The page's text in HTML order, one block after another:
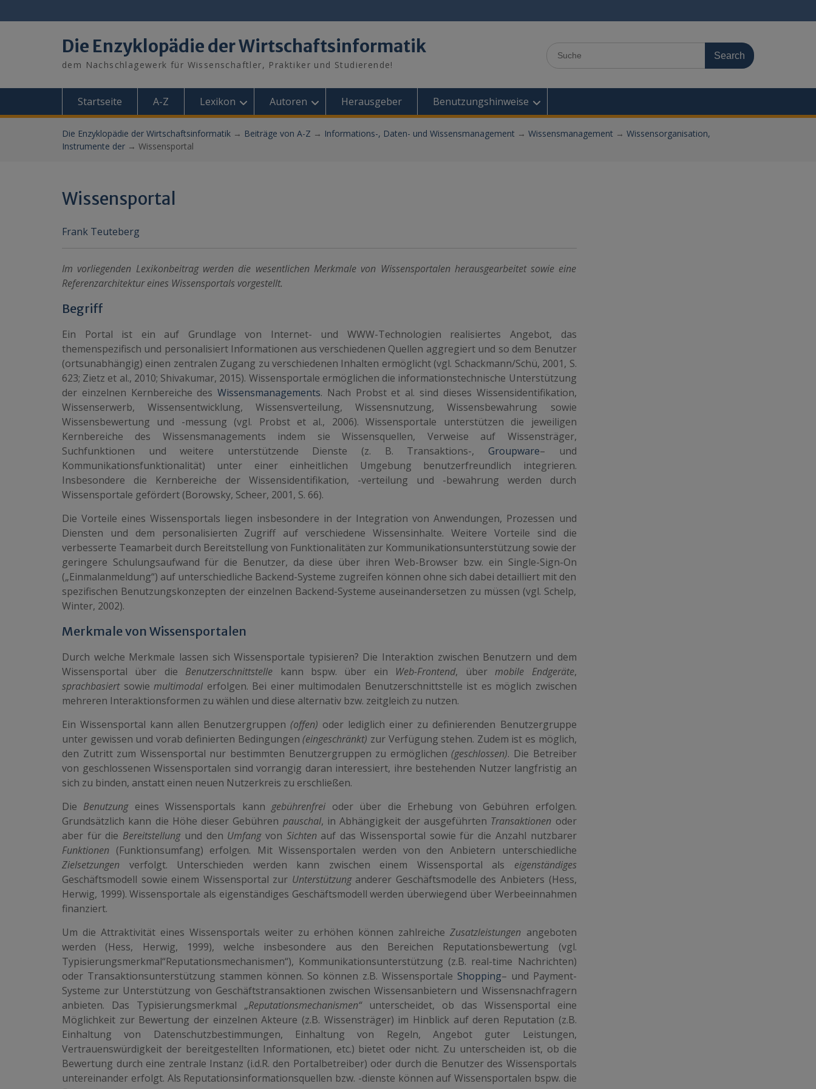
to
Die Enzyklopädie der Wirtschaftsinformatik
dem Nachschlagewerk für Wissenschaftler, Praktiker und Studierende!
Search
for:
Startseite A-Z Lexikon Autoren Herausgeber Benutzungshinweise
Die Enzyklopädie der Wirtschaftsinformatik → Beiträge von A-Z → Informations-, Daten- und Wissensmanagement → Wissensmanagement → Wissensorganisation,
Instrumente der → Wissensportal
Wissensportal
Frank Teuteberg
Im vorliegenden Lexikonbeitrag werden die wesentlichen Merkmale von Wissensportalen herausgearbeitet sowie eine
Referenzarchitektur eines Wissensportals vorgestellt.
Begriff
Ein Portal ist ein auf Grundlage von Internet- und WWW-Technologien realisiertes Angebot, das
themenspezifisch und personalisiert Informationen aus verschiedenen Quellen aggregiert und so dem Benutzer
(ortsunabhängig) einen zentralen Zugang zu verschiedenen Inhalten ermöglicht (vgl. Schackmann/Schü, 2001, S.
623; Zietz et al., 2010; Shivakumar, 2015). Wissensportale ermöglichen die informationstechnische Unterstützung
der einzelnen Kernbereiche desWissensmanagements. Nach Probst et al. sind dieses Wissensidentifikation,
Wissenserwerb, Wissensent­wicklung, Wissensverteilung, Wissensnutzung, Wissensbewahrung sowie
Wissensbewertung und -messung (vgl. Probst et al., 2006). Wissensportale unterstützen die jeweiligen
Kernbereiche des Wissensmanagements indem sie Wissensquellen, Verweise auf Wissensträger,
Suchfunktionen und weitere unterstützende Dienste (z. B. Transaktions-, Groupware– und
Kommunikationsfunktionalität) unter einer einheitlichen Umgebung benutzerfreundlich integrieren.
Insbesondere die Kernbereiche der Wissensidentifikation, -verteilung und -bewahrung werden durch
Wissensportale gefördert (Borowsky, Scheer, 2001, S. 66).
Die Vorteile eines Wissensportals liegen insbesondere in der Integration von Anwendungen, Prozessen und
Diensten und dem personalisierten Zugriff auf verschiedene Wissensinhalte. Weitere Vorteile sind die
verbesserte Teamarbeit durch Bereitstellung von Funktionalitäten zur Kommunikations­unterstützung sowie der
geringere Schulungsaufwand für die Benutzer, da diese über ihren Web-Browser bzw. ein Single-Sign-On
(„Einmalanmeldung“) auf unterschiedliche Backend-Systeme zugreifen können ohne sich dabei detailliert mit den
spezifischen Benutzungskonzepten der einzelnen Backend-Systeme auseinandersetzen zu müssen (vgl. Schelp,
Winter, 2002).
Merkmale von Wissensportalen
Durch welche Merkmale lassen sich Wissensportale typisieren? Die Interaktion zwischen Benutzern und dem
Wissensportal über die Benutzerschnittstelle kann bspw. über ein Web-Frontend, übermobile Endgeräte,
sprachbasiert sowie multimodal erfolgen. Bei einer multi­modalen Benutzerschnittstelle ist es möglich zwischen
mehreren Interaktionsformen zu wäh­len und diese alternativ bzw. zeitgleich zu nutzen.
Ein Wissensportal kann allen Benutzergruppen(offen) oder lediglich einer zu definierenden Benutzergruppe
unter gewissen und vorab definierten Bedingungen(einge­schränkt) zur Verfügung stehen. Zudem ist es möglich,
den Zutritt zum Wissensportal nur bestimmten Be­nutzergruppen zu ermöglichen(geschlossen). Die Betreiber
von geschlossenen Wissensportalen sind vorrangig daran interessiert, ihre bestehenden Nutzer langfristig an
sich zu binden, an­statt einen neuen Nutzerkreis zu erschließen.
Die Benutzungeines Wissensportals kann gebührenfrei oder über die Erhe­bung von Gebühren erfolgen.
Grundsätzlich kann die Höhe dieser Gebühren pauschal, in Ab­hängigkeit der ausgeführten Transaktionen oder
aber für die Bereitstellungund den Umfangvon Sichten auf das Wissensportal sowie für die Anzahl nutzbarer
Funktionen (Funktionsum­fang) erfolgen. Mit Wissensportalen werden von den Anbietern unterschiedliche
Zielsetzungen verfolgt. Unterschieden werden kann zwischen einem Wissensportal als eigenständiges
Geschäftsmodell sowie einem Wissensportal zur Unterstützung anderer Geschäftsmodelle des Anbieters (Hess,
Herwig, 1999). Wissensportale als eigenständiges Geschäftsmodell werden überwiegend über Werbeeinnahmen
finanziert.
Um die Attraktivität eines Wissensportals weiter zu erhöhen können zahlreicheZusatz­leistungen angeboten
werden (Hess, Herwig, 1999), welche insbesondere aus den Bereichen Reputationsbewertung (vgl.
Typisierungsmerkmal“Reputationsmechanismen“), Kommuni­kations­unterstützung (z.B. real-time Nachrichten)
oder Transaktionsunterstützung stammen können. So können z.B. Wissensportale Shopping– und Payment-
Systeme zur Unterstützung von Geschäftstransaktionen zwischen Wissensanbietern und Wissensnachfragern
anbieten. Das Typisierungsmerkmal „Reputationsmechanismen“ unterscheidet, ob das Wissensportal eine
Möglich­keit zur Bewertung der einzelnen Akteure (z.B. Wissensträger) im Hinblick auf deren Reputation (z.B.
Einhaltung von Datenschutzbestimmungen, Einhaltung von Regeln, Angebot guter Leistungen,
Vertrauenswürdigkeit der bereitgestellten Informationen, etc.) bietet oder nicht. Zu unterscheiden ist, ob die
Bewertung durch eine zentrale Instanz (i.d.R. den Portalbetrei­ber) oder durch die Benutzer des Wissensportals
untereinander erfolgt. Als Reputationsinformationsquellen bzw. -dienste können auf Wissensportalen bspw. die